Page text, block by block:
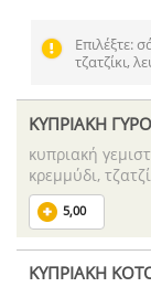
Επιλέξτε:
τζατζίκι,
ΚΥΠΡΙΑΚΗ
κυπριακή
κρεμμύδι,
5,00
ΚΥΠΡΙΑΚΗ